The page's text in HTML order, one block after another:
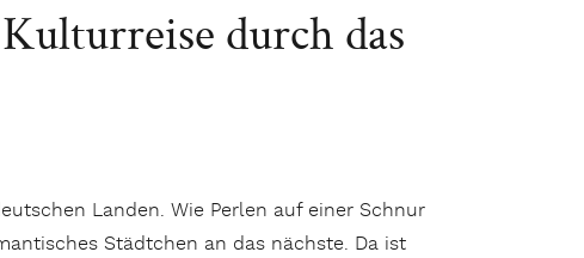
durch das
Landen. Wie Perlen auf einer Schnur
Städtchen an das nächste. Da ist